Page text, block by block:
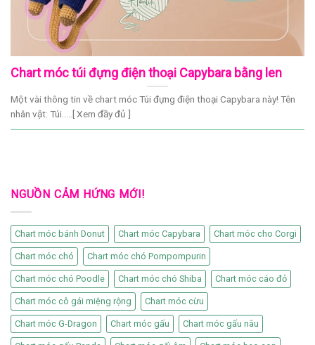
Chart móc túi đựng điện thoại Capybara bằng len
Một vài thông tin về chart móc Túi đựng điện thoại Capybara này! Tên
nhân vật: Túi.....[ Xem đầy đủ ]
NGUỒN CẢM HỨNG MỚI!
Chart móc bánh Donut Chart móc Capybara Chart móc cho Corgi
Chart móc chó Chart móc chó Pompompurin
Chart móc chó Poodle Chart móc chó Shiba Chart móc cáo đỏ
Chart móc cô gái miệng rộng Chart móc cừu
Chart móc G-Dragon Chart móc gấu Chart móc gấu nâu